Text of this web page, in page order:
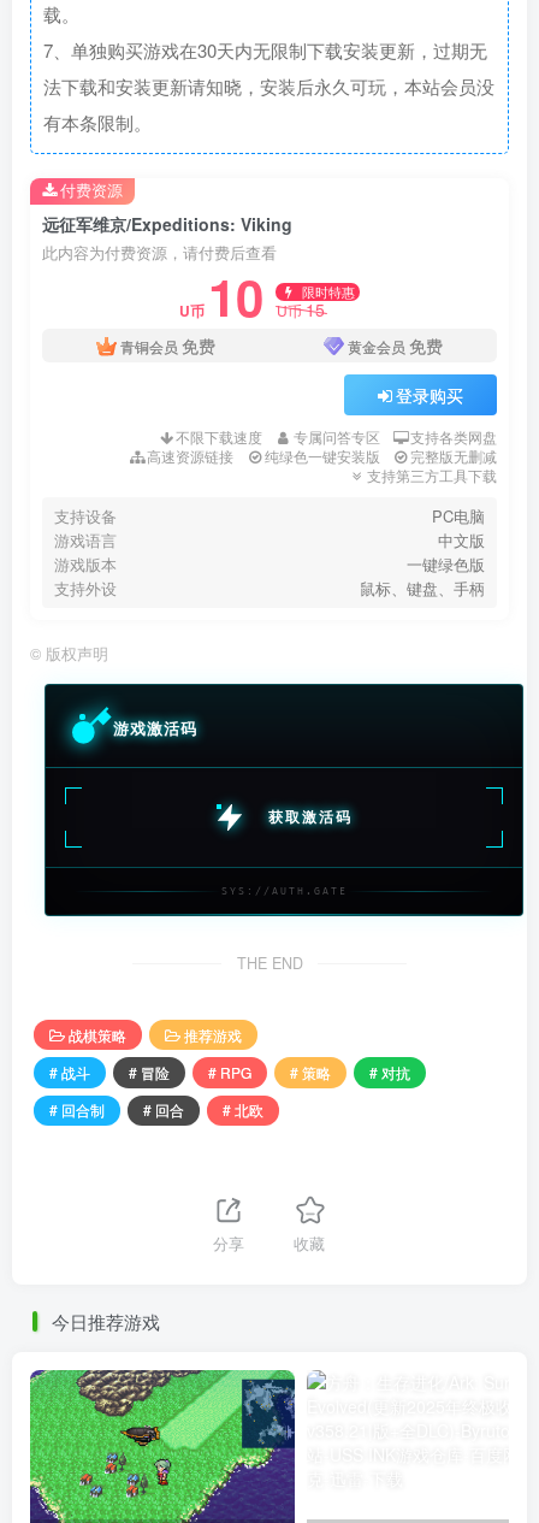
载。
7、单独购买游戏在30天内无限制下载安装更新，过期无
法下载和安装更新请知晓，安装后永久可玩，本站会员没
有本条限制。
远征军维京/Expeditions: Viking
此内容为付费资源，请付费后查看
U币 10 限时特惠
U币15
青铜会员 免费 黄金会员 免费
登录购买
不限下载速度 专属问答专区
支持各类网盘
高速资源链接
纯绿色一键安装版
完整版无删减
支持第三方工具下载
支持设备
PC电脑
游戏语言
中文版
游戏版本
一键绿色版
支持外设
鼠标、键盘、手柄
付费资源
© 版权声明
游戏激活码
获取激活码
SYS://AUTH.GATE
THE END
战棋策略
推荐游戏
# 战斗
# 冒险 # RPG # 策略
# 对抗
# 回合制
# 回合 # 北欧
分享 收藏
今日推荐游戏